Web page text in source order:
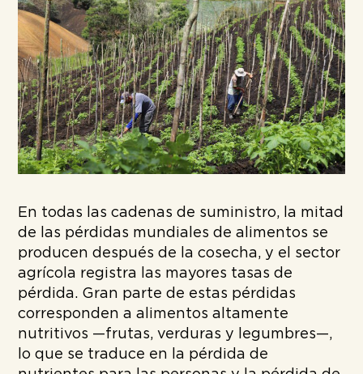
En todas las cadenas de suministro, la mitad
de las pérdidas mundiales de alimentos se
producen después de la cosecha, y el sector
agrícola registra las mayores tasas de
pérdida. Gran parte de estas pérdidas
corresponden a alimentos altamente
nutritivos —frutas, verduras y legumbres—,
lo que se traduce en la pérdida de